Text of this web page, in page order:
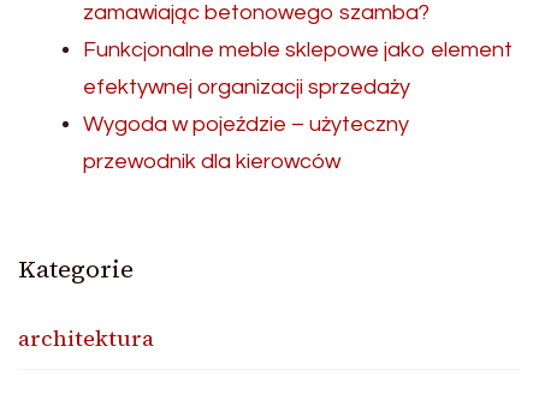
zamawiając betonowego szamba?
Funkcjonalne meble sklepowe jako element
efektywnej organizacji sprzedaży
Wygoda w pojeździe – użyteczny
przewodnik dla kierowców
Kategorie
architektura